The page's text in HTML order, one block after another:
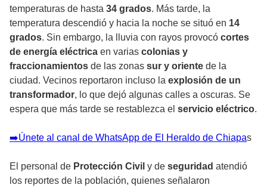
temperaturas de hasta 34 grados. Más tarde, la
temperatura descendió y hacia la noche se situó en 14
grados. Sin embargo, la lluvia con rayos provocó cortes
de energía eléctrica en varias colonias y
fraccionamientos de las zonas sur y oriente de la
ciudad. Vecinos reportaron incluso la explosión de un
transformador, lo que dejó algunas calles a oscuras. Se
espera que más tarde se restablezca el servicio eléctrico.
➡️Únete al canal de WhatsApp de El Heraldo de Chiapas
El personal de Protección Civil y de seguridad atendió
los reportes de la población, quienes señalaron